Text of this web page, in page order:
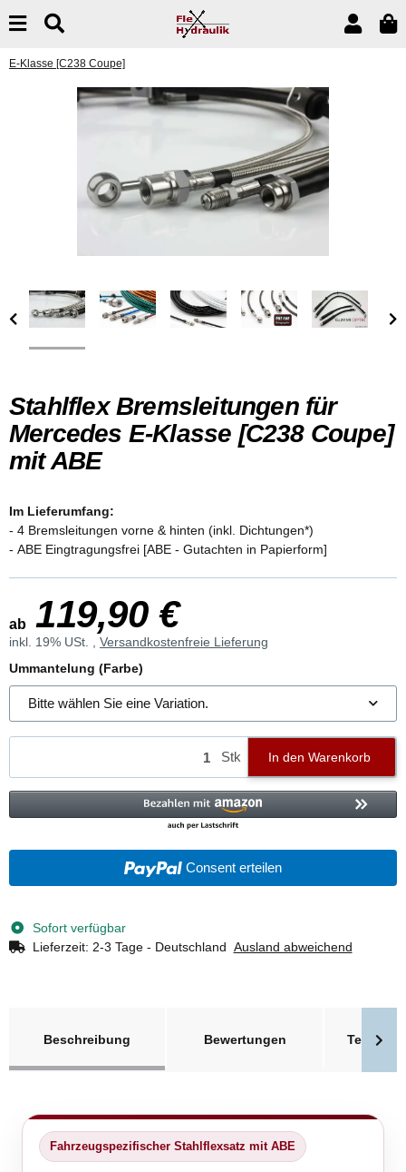
E-Klasse [C238 Coupe]
Stahlflex Bremsleitungen für
Mercedes E-Klasse [C238 Coupe]
mit ABE
Im Lieferumfang:
- 4 Bremsleitungen vorne & hinten (inkl. Dichtungen*)
- ABE Eingtragungsfrei [ABE - Gutachten in Papierform]
ab 119,90 €
inkl. 19% USt. , Versandkostenfreie Lieferung
Ummantelung (Farbe)
Bitte wählen Sie eine Variation.
Stk In den Warenkorb
Consent erteilen
Sofort verfügbar
Lieferzeit: 2-3 Tage - Deutschland Ausland abweichend
Beschreibung
Bewertungen
Fahrzeugspezifischer Stahlflexsatz mit ABE